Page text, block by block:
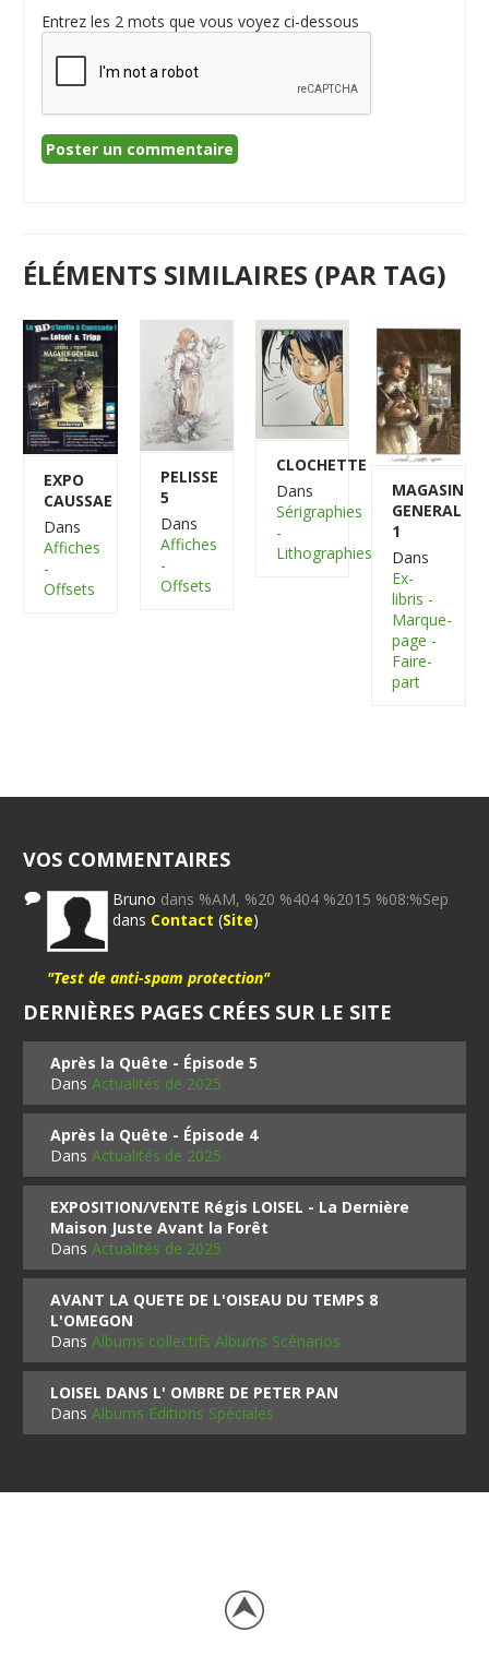
Entrez les 2 mots que vous voyez ci-dessous
ÉLÉMENTS SIMILAIRES (PAR TAG)
EXPO
CAUSSAE
Dans
Affiches
-
Offsets
PELISSE
5
Dans
Affiches
-
Offsets
CLOCHETTE
Dans
Sérigraphies
-
Lithographies
MAGASIN
GENERAL
1
Dans
Ex-
libris -
Marque-
page -
Faire-
part
VOS COMMENTAIRES
Bruno dans %AM, %20 %404 %2015 %08:%Sep
dans Contact (Site)
"Test de anti-spam protection"
DERNIÈRES PAGES CRÉES SUR LE SITE
Après la Quête - Épisode 5
DansActualités de 2025
Après la Quête - Épisode 4
DansActualités de 2025
EXPOSITION/VENTE Régis LOISEL - La Dernière
Maison Juste Avant la Forêt
DansActualités de 2025
AVANT LA QUETE DE L'OISEAU DU TEMPS 8
L'OMEGON
DansAlbums collectifs Albums Scénarios
LOISEL DANS L' OMBRE DE PETER PAN
DansAlbums Editions Spéciales